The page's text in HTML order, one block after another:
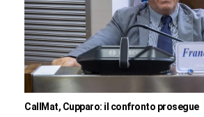
CallMat, Cupparo: il confronto prosegue